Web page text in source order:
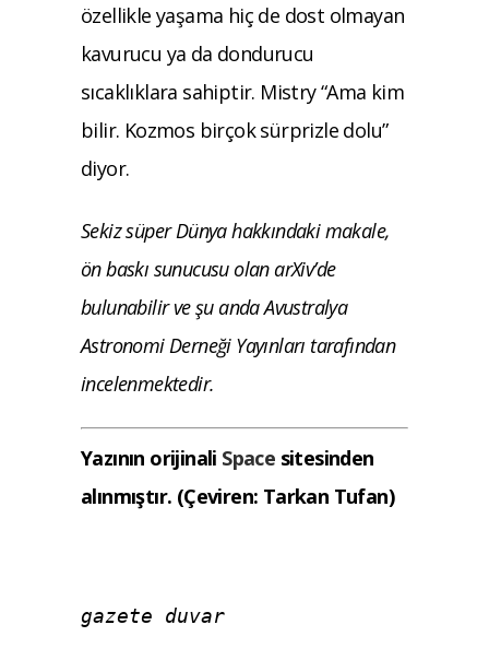
özellikle yaşama hiç de dost olmayan
kavurucu ya da dondurucu
sıcaklıklara sahiptir. Mistry “Ama kim
bilir. Kozmos birçok sürprizle dolu”
diyor.
Sekiz süper Dünya hakkındaki makale,
ön baskı sunucusu olan arXiv’de
bulunabilir ve şu anda Avustralya
Astronomi Derneği Yayınları tarafından
incelenmektedir.
Yazının orijinali Space sitesinden
alınmıştır. (Çeviren: Tarkan Tufan)
gazete duvar